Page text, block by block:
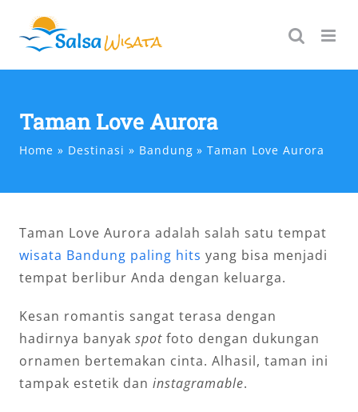
content
Taman Love Aurora
Home Destinasi Bandung Taman Love Aurora
Taman Love Aurora adalah salah satu tempat
wisata Bandung paling hits yang bisa menjadi
tempat berlibur Anda dengan keluarga.
Kesan romantis sangat terasa dengan
hadirnya banyak spot foto dengan dukungan
ornamen bertemakan cinta. Alhasil, taman ini
tampak estetik dan instagramable.